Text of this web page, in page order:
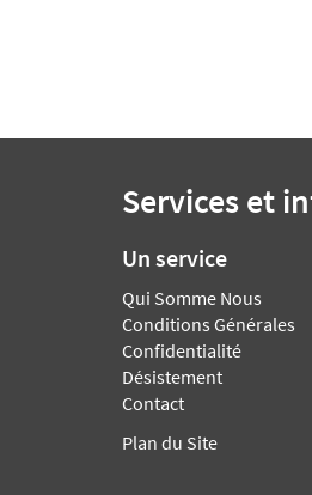
Services et
Un service
Qui Somme Nous
Conditions Générales
Confidentialité
Désistement
Contact
Plan du Site